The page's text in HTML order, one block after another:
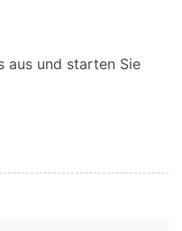
aus und starten Sie